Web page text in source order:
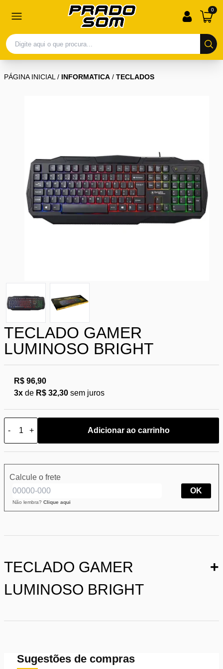
0
PÁGINA INICIAL/ INFORMATICA / TECLADOS
TECLADO GAMER
LUMINOSO BRIGHT
R$ 96,90
3x de R$ 32,30 sem juros
- + Adicionar ao carrinho
Calcule o frete
Não lembra? Clique aqui
OK
TECLADO GAMER
LUMINOSO BRIGHT
+
Sugestões de compras